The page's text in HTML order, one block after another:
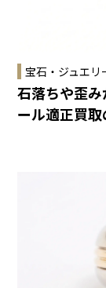
宝石・ジュエリ
石落ちや歪
ール適正買